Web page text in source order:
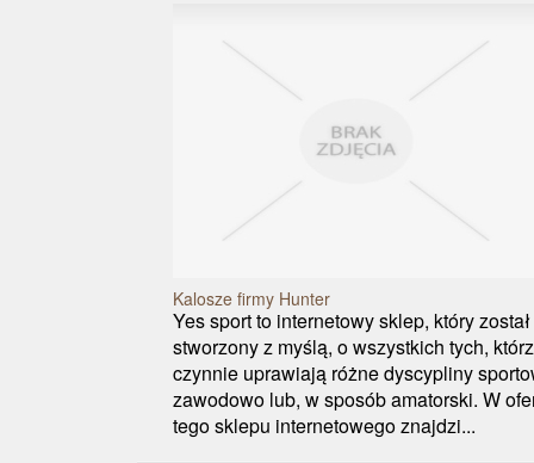
Kalosze firmy Hunter
Yes sport to internetowy sklep, który został
stworzony z myślą, o wszystkich tych,
czynnie uprawiają różne dyscypliny
zawodowo lub, w sposób amatorski. W
tego sklepu internetowego znajdzi...